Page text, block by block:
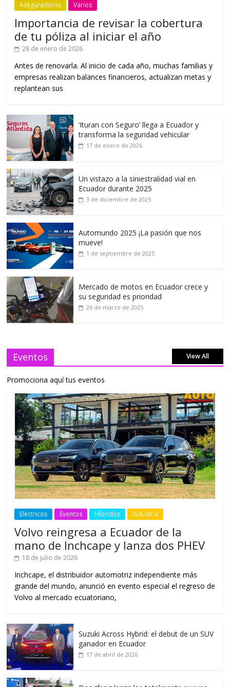
Aseguradoras Varios
Importancia de revisar la cobertura
de tu póliza al iniciar el año
28 de enero de 2026
Antes de renovarla. Al inicio de cada año, muchas familias y
empresas realizan balances financieros, actualizan metas y
replantean sus
‘Ituran con Seguro’ llega a Ecuador y
transforma la seguridad vehicular
17 de enero de 2026
Un vistazo a la siniestralidad vial en
Ecuador durante 2025
3 de diciembre de 2025
Automundo 2025 ¡La pasión que nos
mueve!
1 de septiembre de 2025
Mercado de motos en Ecuador crece y
su seguridad es prioridad
26 de marzo de 2025
Eventos View All
Promociona aquí tus eventos
Eléctricos Eventos Híbridos Industria
Volvo reingresa a Ecuador de la
mano de Inchcape y lanza dos PHEV
18 de julio de 2026
Inchcape, el distribuidor automotriz independiente más
grande del mundo, anunció en evento especial el regreso de
Volvo al mercado ecuatoriano,
Suzuki Across Hybrid: el debut de un SUV
ganador en Ecuador
17 de abril de 2026